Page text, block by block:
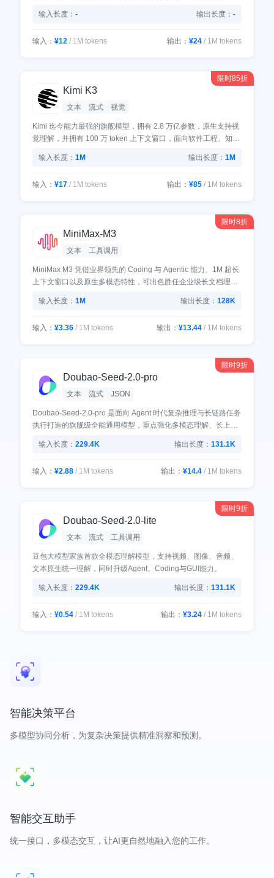
N 择优、多样化内容生成等场景。
输入长度： - 输出长度： -
输入： ¥12 / 1M tokens 输出： ¥24 / 1M tokens
限时85折
Kimi K3
文本 流式 视觉
Kimi 迄今能力最强的旗舰模型，拥有 2.8 万亿参数，原生支持视
觉理解，并拥有 100 万 token 上下文窗口，面向软件工程、知识
输入长度： 1M 输出长度： 1M
输入： ¥17 / 1M tokens 输出： ¥85 / 1M tokens
限时8折
MiniMax-M3
文本 工具调用
MiniMax M3 凭借业界领先的 Coding 与 Agentic 能力、1M 超长
上下文窗口以及原生多模态特性，可出色胜任企业级长文档理
务；强大的 Agentic 能力端到端贯通工作流，原生多模态更带来
输入长度： 1M 输出长度： 128K
输入： ¥3.36 / 1M tokens 输出： ¥13.44 / 1M tokens
限时9折
Doubao-Seed-2.0-pro
文本 流式 JSON
Doubao-Seed-2.0-pro 是面向 Agent 时代复杂推理与长链路任务
执行打造的旗舰级全能通用模型，重点强化多模态理解、长上下
和多约束任务执行方面表现出色，能够稳定应对多步骤复杂规
输入长度： 229.4K 输出长度： 131.1K
输入： ¥2.88 / 1M tokens 输出： ¥14.4 / 1M tokens
限时9折
Doubao-Seed-2.0-lite
文本 流式 工具调用
豆包大模型家族首款全模态理解模型，支持视频、图像、音频、
文本原生统一理解，同时升级Agent、Coding与GUI能力。
输入长度： 229.4K 输出长度： 131.1K
输入： ¥0.54 / 1M tokens 输出： ¥3.24 / 1M tokens
智能决策平台
多模型协同分析，为复杂决策提供精准洞察和预测。
智能交互助手
统一接口，多模态交互，让AI更自然地融入您的工作。